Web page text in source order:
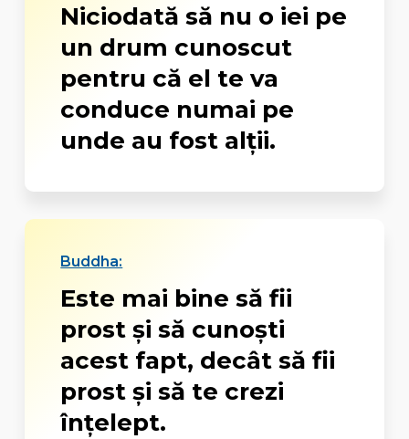
Niciodată să nu o iei pe
un drum cunoscut
pentru că el te va
conduce numai pe
unde au fost alții.
Buddha:
Este mai bine să fii
prost şi să cunoşti
acest fapt, decât să fii
prost şi să te crezi
înţelept.